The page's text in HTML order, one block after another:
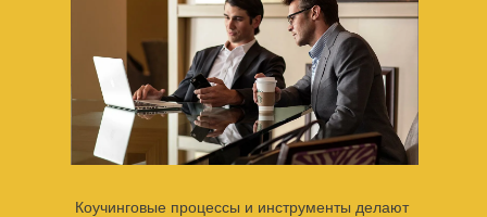
Коучинговые процессы и инструменты делают